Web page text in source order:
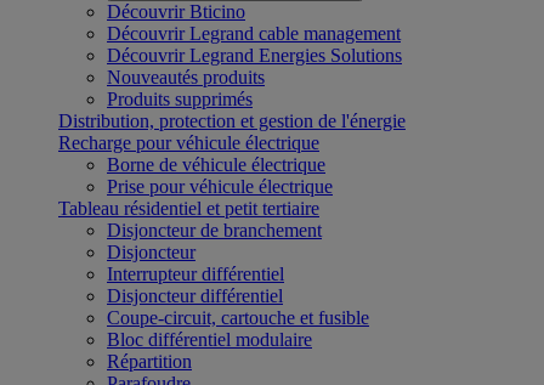
Découvrir Bticino
Découvrir Legrand cable management
Découvrir Legrand Energies Solutions
Nouveautés produits
Produits supprimés
Distribution, protection et gestion de l'énergie
Recharge pour véhicule électrique
Borne de véhicule électrique
Prise pour véhicule électrique
Tableau résidentiel et petit tertiaire
Disjoncteur de branchement
Disjoncteur
Interrupteur différentiel
Disjoncteur différentiel
Coupe-circuit, cartouche et fusible
Bloc différentiel modulaire
Répartition